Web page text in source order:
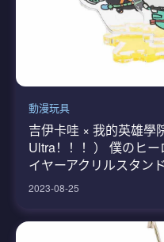
動漫玩具
吉伊卡哇 × 我的英雄學
Ultra！！！） 僕のヒ
イヤーアクリルスタン
2023-08-25